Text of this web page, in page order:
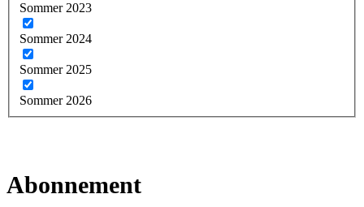
Sommer 2023
Sommer 2024
Sommer 2025
Sommer 2026
Abonnement